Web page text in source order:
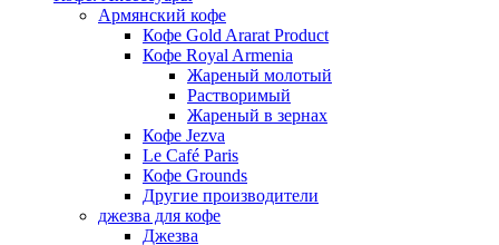
Армянский кофе
Кофе Gold Ararat Product
Кофе Royal Armenia
Жареный молотый
Растворимый
Жареный в зернах
Кофе Jezva
Le Café Paris
Кофе Grounds
Другие производители
джезва для кофе
Джезва